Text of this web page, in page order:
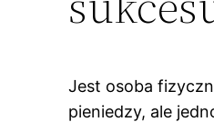
Jest osoba
pieniedzy, ale